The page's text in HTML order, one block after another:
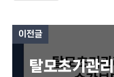
이전글
탈모초기관